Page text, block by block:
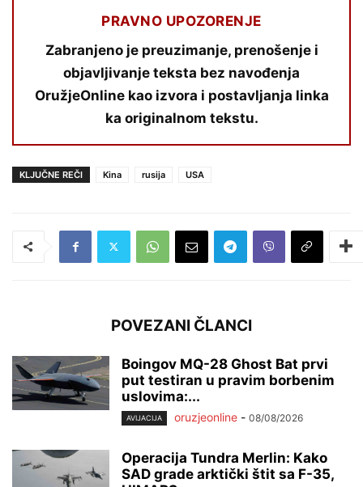
PRAVNO UPOZORENJE
Zabranjeno je preuzimanje, prenošenje i
objavljivanje teksta bez navođenja
OružjeOnline kao izvora i postavljanja linka
ka originalnom tekstu.
KLJUČNE REČI Kina rusija USA
POVEZANI ČLANCI
Boingov MQ-28 Ghost Bat prvi
put testiran u pravim borbenim
uslovima:...
AVIJACIJA oruzjeonline - 08/08/2026
Operacija Tundra Merlin: Kako
SAD grade arktički štit sa F-35,